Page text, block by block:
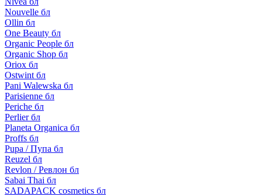
Nouvelle бл
Ollin бл
One Beauty бл
Organic People бл
Organic Shop бл
Oriox бл
Ostwint бл
Pani Walewska бл
Parisienne бл
Periche бл
Perlier бл
Planeta Organica бл
Proffs бл
Pupa / Пупа бл
Reuzel бл
Revlon / Ревлон бл
Sabai Thai бл
SADAPACK cosmetics бл